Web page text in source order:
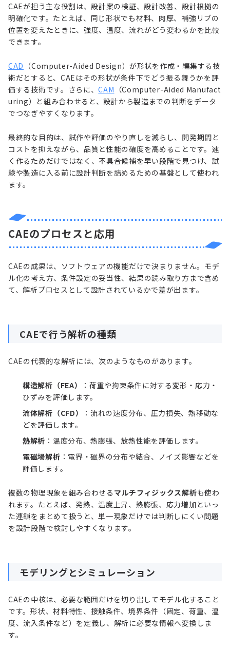
CAEが担う主な役割は、設計案の検証、設計改善、設計根拠の
明確化です。たとえば、同じ形状でも材料、肉厚、補強リブの
位置を変えたときに、強度、温度、流れがどう変わるかを比較
できます。
CAD （Computer-Aided Design）が形状を作成・編集する技
術だとすると、CAEはその形状が条件下でどう振る舞うかを評
価する技術です。さらに、CAM （Computer-Aided Manufact
uring）と組み合わせると、設計から製造までの判断をデータ
でつなぎやすくなります。
最終的な目的は、試作や評価のやり直しを減らし、開発期間と
コストを抑えながら、品質と性能の確度を高めることです。速
く作るためだけではなく、不具合候補を早い段階で見つけ、試
験や製造に入る前に設計判断を詰めるための基盤として使われ
ます。
CAEのプロセスと応用
CAEの成果は、ソフトウェアの機能だけで決まりません。モデ
ル化の考え方、条件設定の妥当性、結果の読み取り方まで含め
て、解析プロセスとして設計されているかで差が出ます。
CAEで行う解析の種類
CAEの代表的な解析には、次のようなものがあります。
構造解析（FEA）
：荷重や拘束条件に対する変形・応力・
ひずみを評価します。
流体解析（CFD）
：流れの速度分布、圧力損失、熱移動な
どを評価します。
熱解析 ：温度分布、熱膨張、放熱性能を評価します。
電磁場解析 ：電界・磁界の分布や結合、ノイズ影響などを
評価します。
複数の物理現象を組み合わせる マルチフィジックス解析も使わ
れます。たとえば、発熱、温度上昇、熱膨張、応力増加といっ
た連鎖をまとめて扱うと、単一現象だけでは判断しにくい問題
を設計段階で検討しやすくなります。
モデリングとシミュレーション
CAEの中核は、必要な範囲だけを切り出してモデル化すること
です。形状、材料特性、接触条件、境界条件（固定、荷重、温
度、流入条件など）を定義し、解析に必要な情報へ変換しま
す。